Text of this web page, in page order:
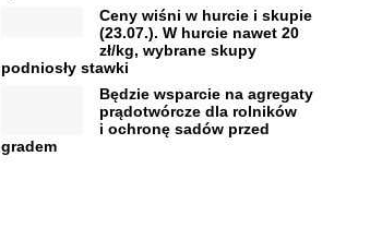
Ceny wiśni w hurcie i skupie
(23.07.). W hurcie nawet 20
zł/kg, wybrane skupy
podniosły stawki
Będzie wsparcie na agregaty
prądotwórcze dla rolników
i ochronę sadów przed
gradem